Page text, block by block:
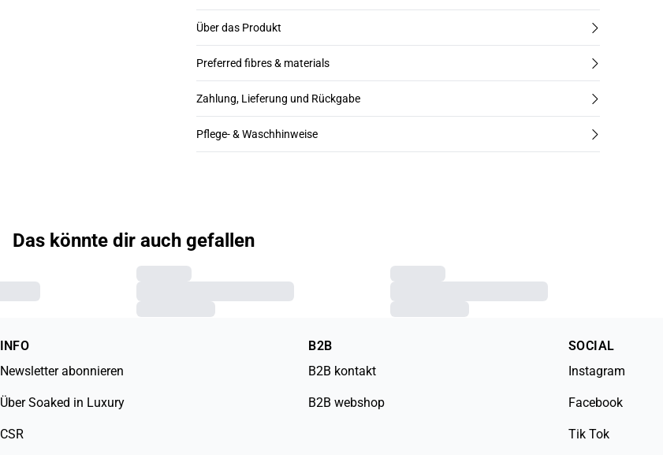
Über das Produkt
Preferred fibres & materials
Zahlung, Lieferung und Rückgabe
Pflege- & Waschhinweise
Das könnte dir auch gefallen
INFO
Newsletter abonnieren
Über Soaked in Luxury
CSR
B2B
B2B kontakt
B2B webshop
SOCIAL
Instagram
Facebook
Tik Tok